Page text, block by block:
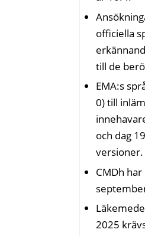
officiella
till de
EMA:s
0) till
och dag
versioner.
CMDh
2025